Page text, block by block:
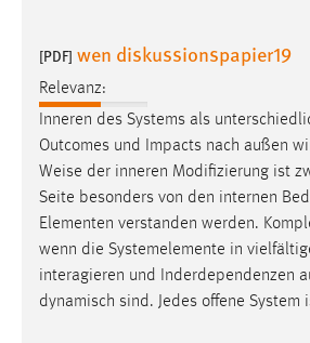
[PDF] wen diskussionspapier19
Relevanz:
Inneren des Systems als
Outcomes und Impacts nach außen
Weise der inneren Modifizierung ist
Seite besonders von den internen
Elementen verstanden werden.
wenn die Systemelemente in
interagieren und Inderdependenzen
dynamisch sind. Jedes offene System